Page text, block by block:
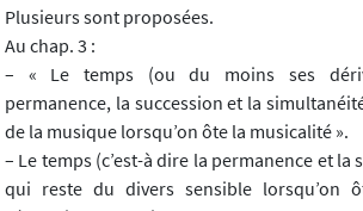
Plusieurs sont proposées.
Au chap. 3 :
– « Le temps (ou du moins ses
permanence, la succession et la
de la musique lorsqu’on ôte la musicalité ».
– Le temps (c’est-à dire la permanence et la
qui reste du divers sensible lorsqu’on